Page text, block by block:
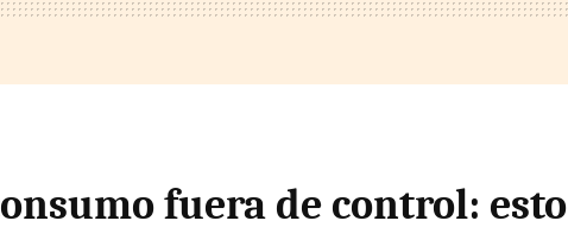
fuera de control: esto